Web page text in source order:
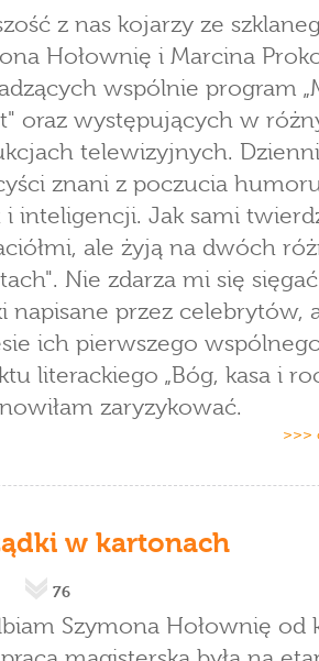
z nas kojarzy ze
Hołownię i Marcina
wspólnie program
oraz występujących w
telewizyjnych.
znani z poczucia
i inteligencji. Jak sami
ale żyją na dwóch
Nie zdarza mi się
napisane przez celebrytów,
ich pierwszego
literackiego „Bóg, kasa i
zaryzykować.
>>>
w kartonach
76
Szymona Hołownię od